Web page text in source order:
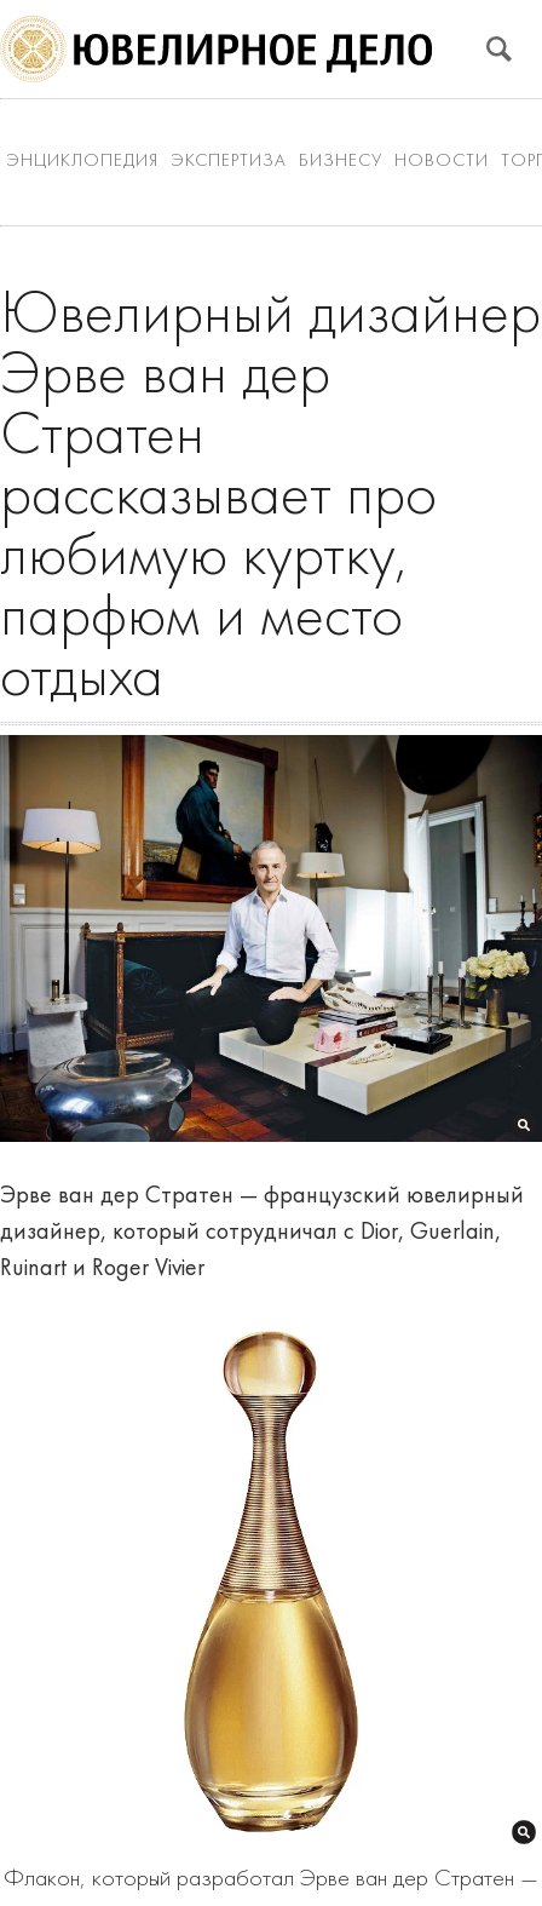
ЭНЦИКЛОПЕДИЯ ЭКСПЕРТИЗА БИЗНЕСУ НОВОСТИ
Ювелирный дизайнер
Эрве ван дер
Стратен
рассказывает про
любимую куртку,
парфюм и место
отдыха
Эрве ван дер Стратен — французский ювелирный
дизайнер, который сотрудничал с Dior, Guerlain,
Ruinart и Roger Vivier
Флакон, который разработал Эрве ван дер Стратен —